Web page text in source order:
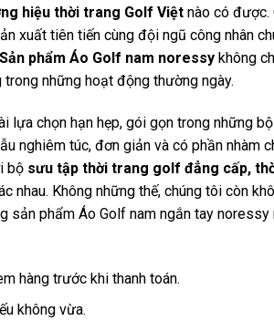
hiệu thời trang Golf Việt nào có được.
xuất tiên tiến cùng đội ngũ công nhân
Sản phẩm Áo Golf nam noressy không
những hoạt động thường ngày.
lựa chọn hạn hẹp, gói gọn trong những
nghiêm túc, đơn giản và có phần nhàm
bộ sưu tập thời trang golf đẳng cấp,
nhau. Không những thế, chúng tôi còn
sản phẩm Áo Golf nam ngắn tay
hàng trước khi thanh toán.
không vừa.